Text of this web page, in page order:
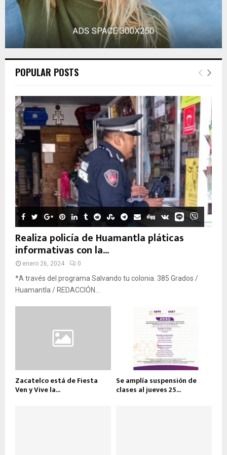
POPULAR POSTS
Realiza policía de Huamantla pláticas
informativas con la...
enero 26, 2024 0
*A través del programa Salvando tu colonia. 385 Grados /
Huamantla / REDACCIÓN...
Zacatelco está de Fiesta
Ven y Vive la...
Se amplía suspensión de
clases al jueves 25...